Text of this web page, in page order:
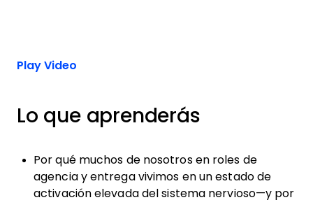
Play Video
Lo que aprenderás
Por qué muchos de nosotros en roles de
agencia y entrega vivimos en un estado de
activación elevada del sistema nervioso—y por